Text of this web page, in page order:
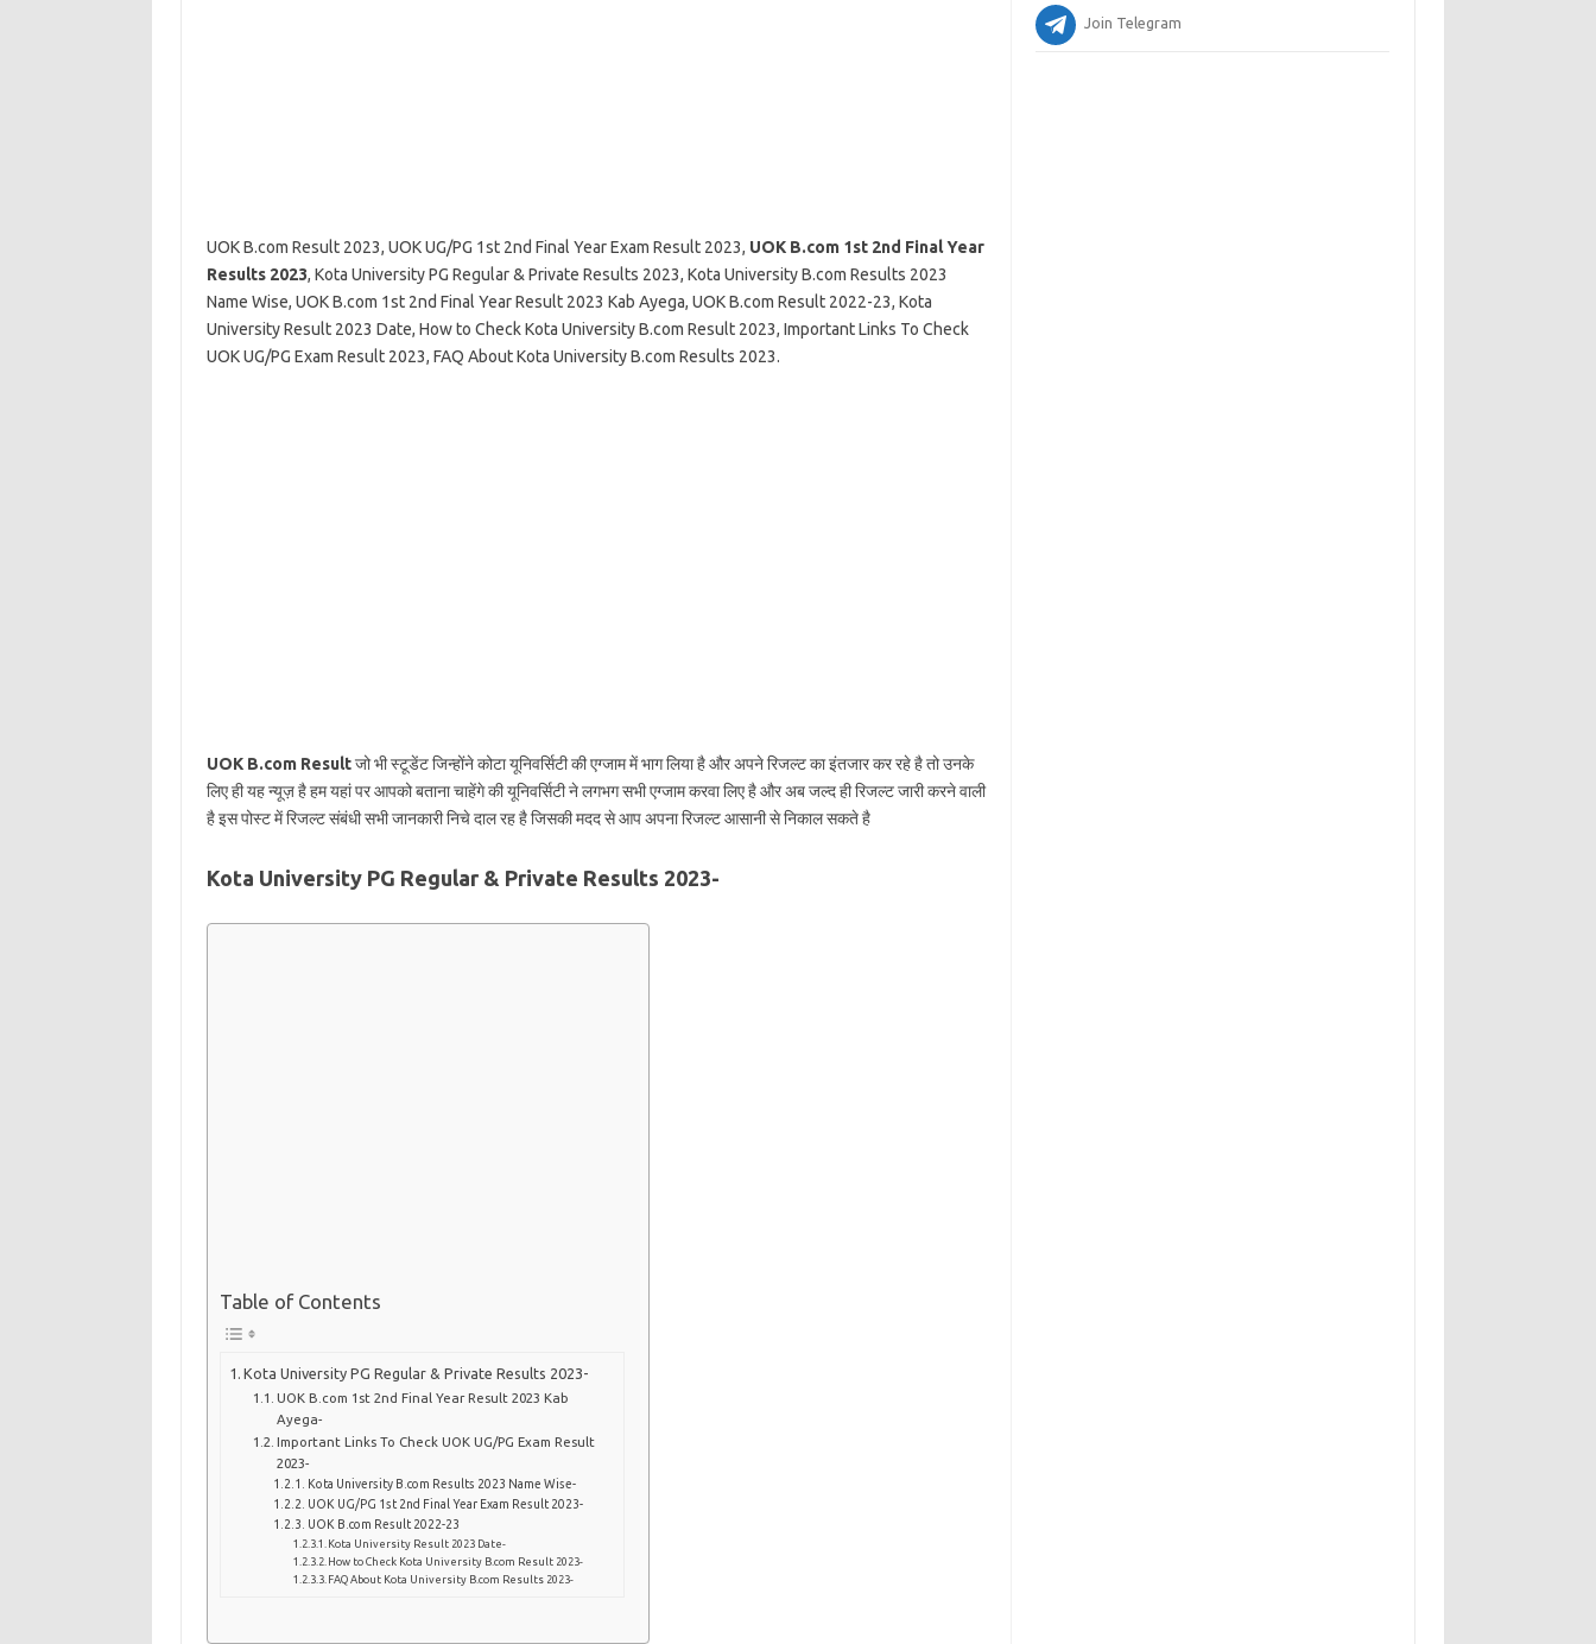
UOK B.com Result 2023, UOK UG/PG 1st 2nd Final Year Exam Result 2023, UOK B.com 1st 2nd Final Year
Results 2023, Kota University PG Regular & Private Results 2023, Kota University B.com Results 2023
Name Wise, UOK B.com 1st 2nd Final Year Result 2023 Kab Ayega, UOK B.com Result 2022-23, Kota
University Result 2023 Date, How to Check Kota University B.com Result 2023, Important Links To Check
UOK UG/PG Exam Result 2023, FAQ About Kota University B.com Results 2023.
UOK B.com Resultजो भी स्टूडेंट जिन्होंने कोटा यूनिवर्सिटी की एग्जाम में भाग लिया है और अपने रिजल्ट का इंतजार कर रहे है तो उनके
लिए ही यह न्यूज़ है हम यहां पर आपको बताना चाहेंगे की यूनिवर्सिटी ने लगभग सभी एग्जाम करवा लिए है और अब जल्द ही रिजल्ट जारी करने वाली
है इस पोस्ट में रिजल्ट संबंधी सभी जानकारी निचे दाल रह है जिसकी मदद से आप अपना रिजल्ट आसानी से निकाल सकते है
Kota University PG Regular & Private Results 2023-
Table of Contents
Kota University PG Regular & Private Results 2023-
UOK B.com 1st 2nd Final Year Result 2023 Kab
Ayega-
Important Links To Check UOK UG/PG Exam Result
2023-
Kota University B.com Results 2023 Name Wise-
UOK UG/PG 1st 2nd Final Year Exam Result 2023-
UOK B.com Result 2022-23
Kota University Result 2023 Date-
How to Check Kota University B.com Result 2023-
FAQ About Kota University B.com Results 2023-
Join Telegram